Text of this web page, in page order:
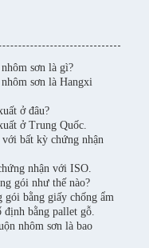
sơn là gì?
sơn là Hangxi
ở đâu?
ở Trung Quốc.
bất kỳ chứng nhận
nhận với ISO.
gói như thế nào?
gói bằng giấy chống ẩm
định bằng pallet gỗ.
nhôm sơn là bao